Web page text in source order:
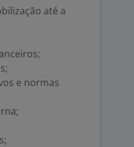
até a
e normas